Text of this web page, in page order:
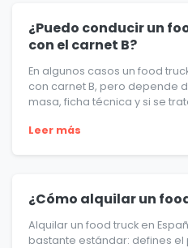
¿Puedo conducir un
con el carnet B?
En algunos casos un food
con carnet B, pero depende
masa, ficha técnica y si se
Leer más
¿Cómo alquilar un
Alquilar un food truck en
bastante estándar: defines